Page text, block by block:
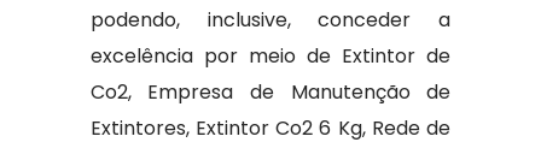
podendo, inclusive, conceder a
excelência por meio de Extintor de
Co2, Empresa de Manutenção de
Extintores, Extintor Co2 6 Kg, Rede de